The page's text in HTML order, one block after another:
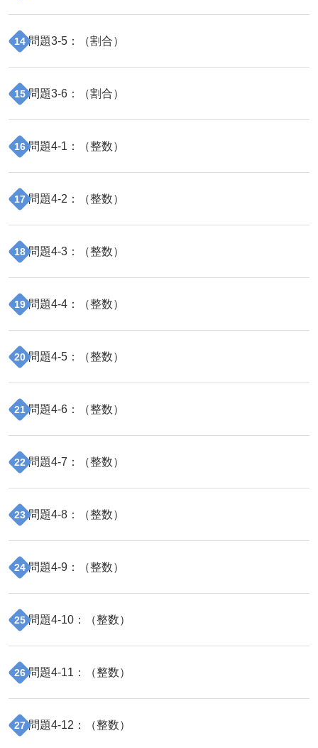
14 問題3-5 ：（割合）
15 問題3-6 ：（割合）
16 問題4-1 ：（整数）
17 問題4-2 ：（整数）
18 問題4-3 ：（整数）
19 問題4-4 ：（整数）
20 問題4-5 ：（整数）
21 問題4-6 ：（整数）
22 問題4-7 ：（整数）
23 問題4-8 ：（整数）
24 問題4-9 ：（整数）
25 問題4-10 ：（整数）
26 問題4-11 ：（整数）
27 問題4-12 ：（整数）